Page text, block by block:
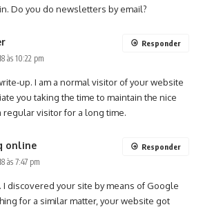
Do you do newsletters by email?
às 10:22 pm
up. I am a normal visitor of your website
you taking the time to maintain the nice
regular visitor for a long time.
Responder
online
às 7:47 pm
I discovered your site by means of Google
for a similar matter, your website got
Responder